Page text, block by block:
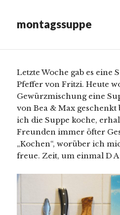
montagssuppe
mehr
Letzte Woche gab es eine
Pfeffer von Fritzi. Heute
Gewürzmischung eine
von Bea & Max geschenkt
ich die Suppe koche,
Freunden immer öfter
„Kochen“, worüber ich
freue. Zeit, um einmal D A